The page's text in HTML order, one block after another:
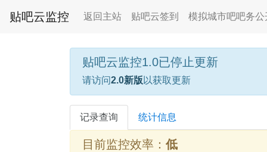
贴吧云监控 返回主站 贴吧云签到 模拟城市吧吧务公
贴吧云监控1.0已停止更新
请访问2.0新版 以获取更新
记录查询 统计信息
目前监控效率： 低